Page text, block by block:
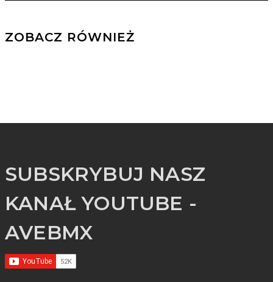
ZOBACZ RÓWNIEŻ
SUBSKRYBUJ NASZ
KANAŁ YOUTUBE -
AVEBMX